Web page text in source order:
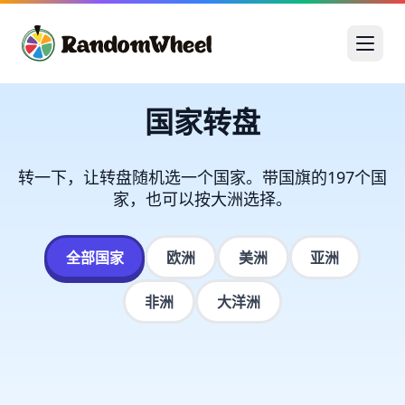
国家转盘
转一下，让转盘随机选一个国家。带国旗的197个国
家，也可以按大洲选择。
全部国家 欧洲 美洲 亚洲
非洲 大洋洲